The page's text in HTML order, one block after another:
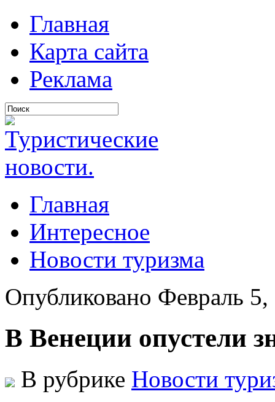
Главная
Карта сайта
Реклама
Главная
Интересное
Новости туризма
Опубликовано Февраль
В Венеции опустели
В рубрике Новости